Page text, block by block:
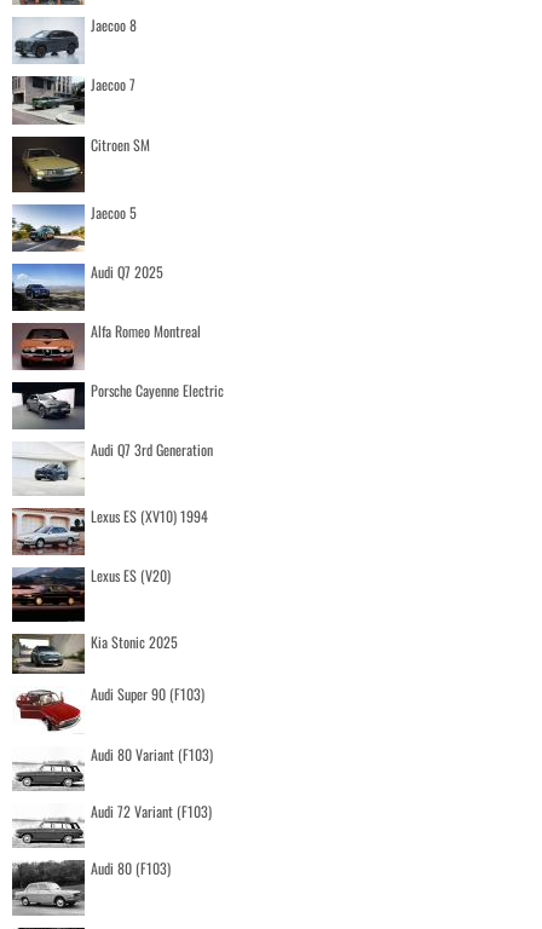
Jaecoo 8
Jaecoo 7
Citroen SM
Jaecoo 5
Audi Q7 2025
Alfa Romeo Montreal
Porsche Cayenne Electric
Audi Q7 3rd Generation
Lexus ES (XV10) 1994
Lexus ES (V20)
Kia Stonic 2025
Audi Super 90 (F103)
Audi 80 Variant (F103)
Audi 72 Variant (F103)
Audi 80 (F103)